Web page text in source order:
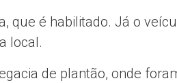
que é habilitado. Já o
local.
de plantão, onde